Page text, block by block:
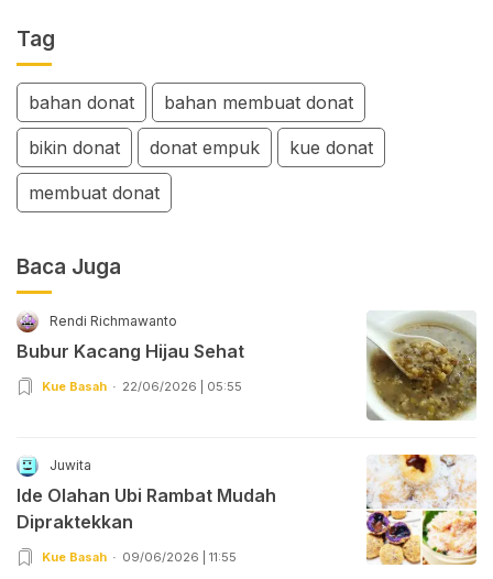
Tag
bahan donat bahan membuat donat
bikin donat donat empuk kue donat
membuat donat
Baca Juga
Rendi Richmawanto
Bubur Kacang Hijau Sehat
Kue Basah 22/06/2026 | 05:55
Juwita
Ide Olahan Ubi Rambat Mudah
Dipraktekkan
Kue Basah 09/06/2026 | 11:55